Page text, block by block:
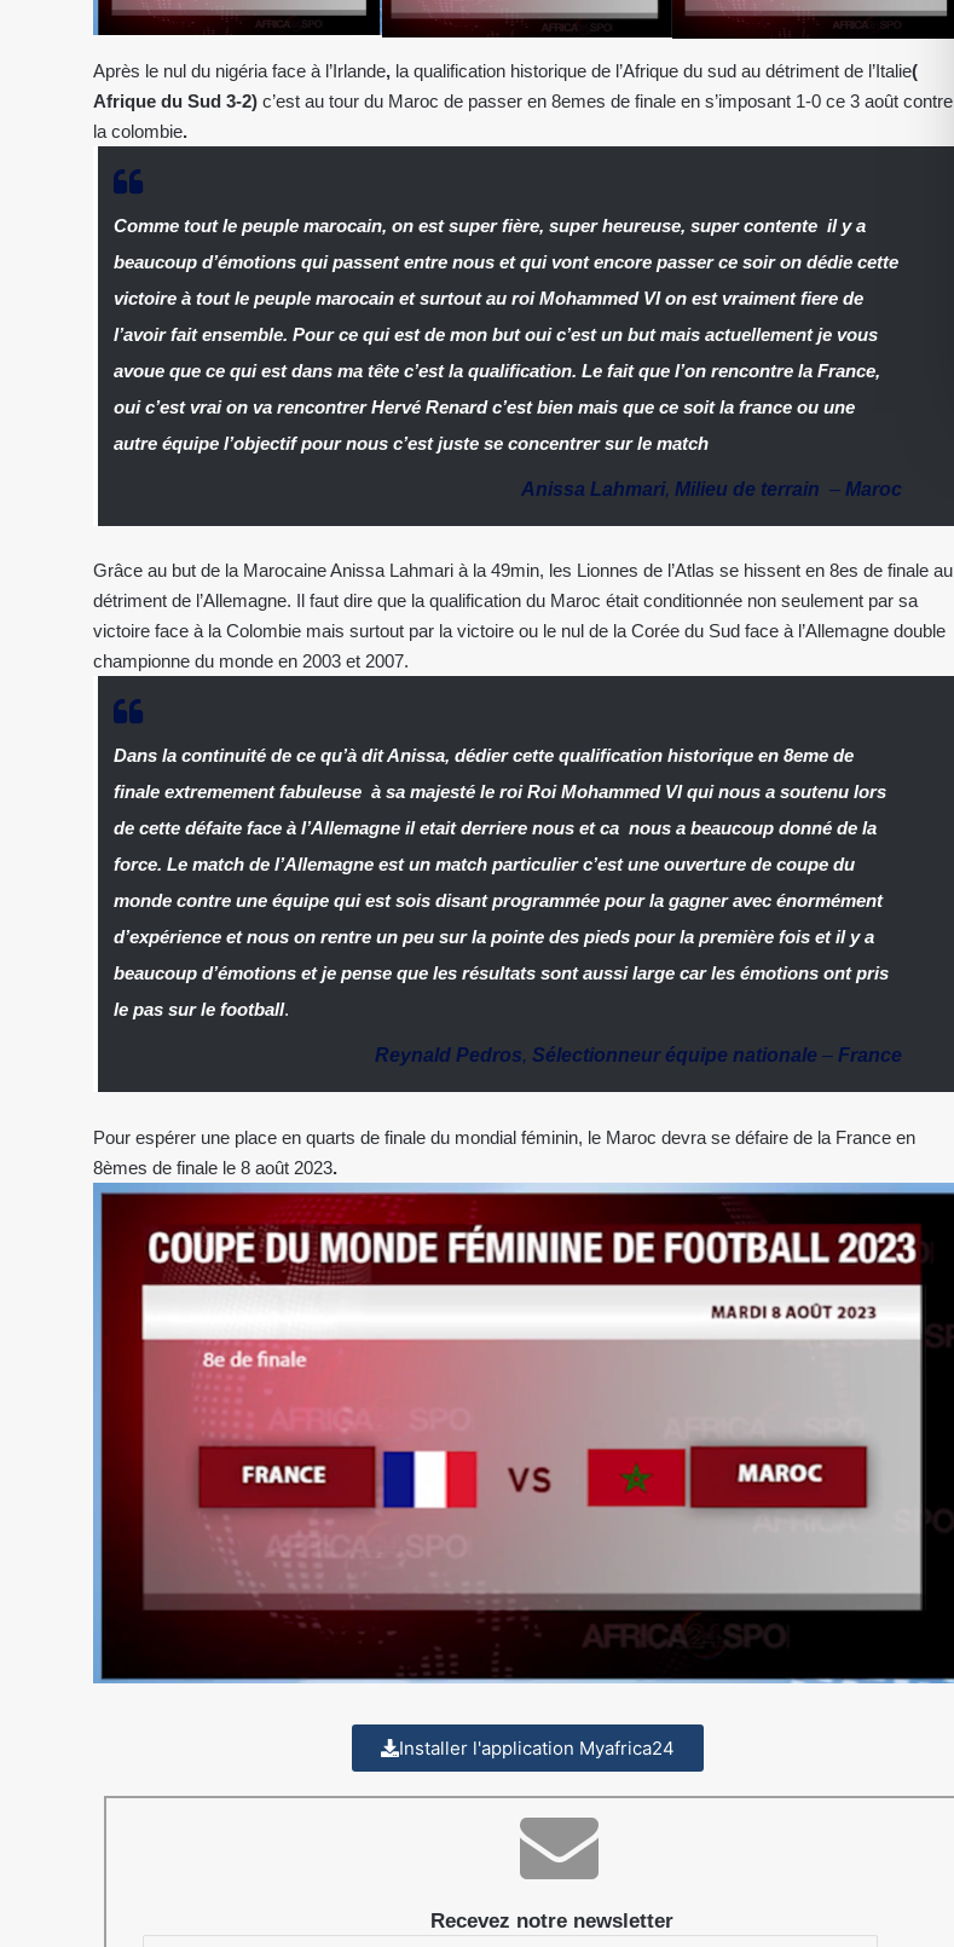
Après le nul du nigéria face à l’Irlande, la qualification historique de l’Afrique du sud au détriment de l’Italie(
Afrique du Sud 3-2)c’est au tour du Maroc de passer en 8emes de finale en s’imposant 1-0 ce 3 août contre
la colombie.
Comme tout le peuple marocain, on est super fière, super heureuse, super contente il y a
beaucoup d’émotions qui passent entre nous et qui vont encore passer ce soir on dédie cette
victoire à tout le peuple marocain et surtout au roi Mohammed VI on est vraiment fiere de
l’avoir fait ensemble. Pour ce qui est de mon but oui c’est un but mais actuellement je vous
avoue que ce qui est dans ma tête c’est la qualification. Le fait que l’on rencontre la France,
oui c’est vrai on va rencontrer Hervé Renard c’est bien mais que ce soit la france ou une
autre équipe l’objectif pour nous c’est juste se concentrer sur le match
Anissa Lahmari, Milieu de terrain – Maroc
Grâce au but de la Marocaine Anissa Lahmari à la 49min, les Lionnes de l’Atlas se hissent en 8es de finale au
détriment de l’Allemagne. Il faut dire que la qualification du Maroc était conditionnée non seulement par sa
victoire face à la Colombie mais surtout par la victoire ou le nul de la Corée du Sud face à l’Allemagne double
championne du monde en 2003 et 2007.
Dans la continuité de ce qu’à dit Anissa, dédier cette qualification historique en 8eme de
finale extremement fabuleuse à sa majesté le roi Roi Mohammed VI qui nous a soutenu lors
de cette défaite face à l’Allemagne il etait derriere nous et ca nous a beaucoup donné de la
force. Le match de l’Allemagne est un match particulier c’est une ouverture de coupe du
monde contre une équipe qui est sois disant programmée pour la gagner avec énormément
d’expérience et nous on rentre un peu sur la pointe des pieds pour la première fois et il y a
beaucoup d’émotions et je pense que les résultats sont aussi large car les émotions ont pris
le pas sur le football.
Reynald Pedros,Sélectionneur équipe nationale –France
Pour espérer une place en quarts de finale du mondial féminin, le Maroc devra se défaire de la France en
8èmes de finale le 8 août 2023.
Installer l'application Myafrica24
Recevez notre newsletter